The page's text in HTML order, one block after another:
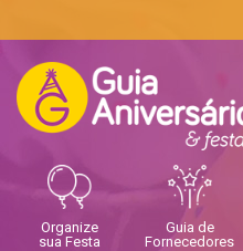
Organize
sua Festa
Guia de
Fornecedores